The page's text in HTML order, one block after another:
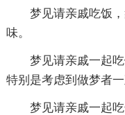
梦见请亲戚吃饭
味。
梦见请亲戚一起
特别是考虑到做梦者一
梦见请亲戚一起